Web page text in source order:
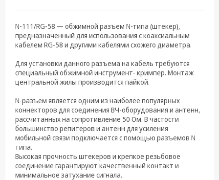
Климатическая
Электрика
Товары для
дома и Бытовая
Компьютерные
комплектующие
Системы
безопасности
N-111/RG-58 — обжимной разъем N-типа (штекер),
предназначенный для использования с коаксиальным
кабелем RG-58 и другими кабелями схожего диаметра.
Для установки данного разъема на кабель требуются
специальный обжимной инструмент- кримпер. Монтаж
центральной жилы производится пайкой.
N-разъем является одним из наиболее популярных
коннекторов для соединения ВЧ-оборудования и антенн,
рассчитанных на сопротивление 50 Ом. В частости
большинство репитеров и антенн для усиления
мобильной связи подключается с помощью разъемов N
типа.
Высокая прочность штекеров и крепкое резьбовое
соединение гарантируют качественный контакт и
минимальное затухание сигнала.